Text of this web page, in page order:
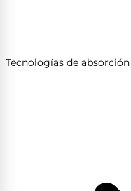
Tecnologías de absorción